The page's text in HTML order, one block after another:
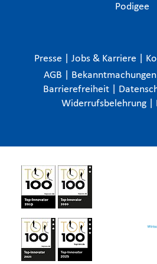
Podigee
Presse Jobs & Karriere
AGB
Bekanntmachungen
Barrierefreiheit
Widerrufsbelehrung